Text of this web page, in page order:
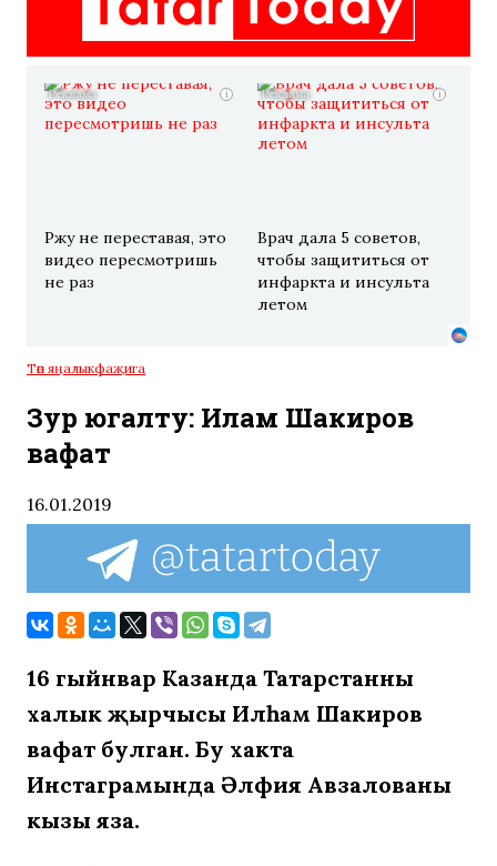
i
Ржу не переставая, это
видео пересмотришь
не раз
i
Врач дала 5 советов,
чтобы защититься от
инфаркта и инсульта
летом
Төп яңалыкфаҗига
Зур югалту: Илһам Шакиров
вафат
16.01.2019
16 гыйнвар Казанда Татарстанның
халык җырчысы Илһам Шакиров
вафат булган. Бу хакта
Инстаграмында Әлфия Авзалованың
кызы яза.